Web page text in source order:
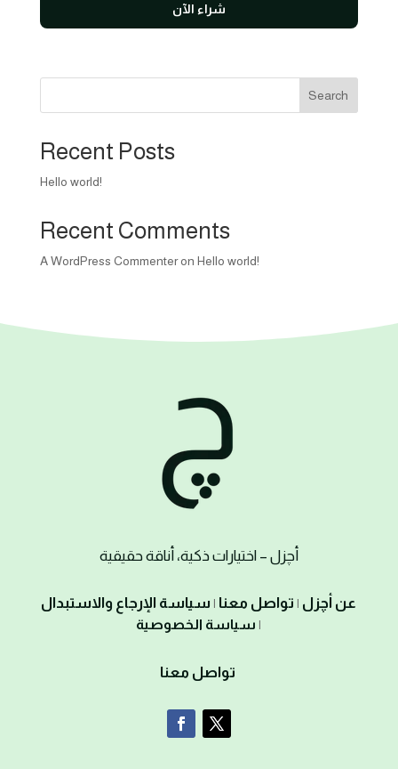
is:
شراء الآن
Search
Recent Posts
Hello world!
Recent Comments
A WordPress Commenteron Hello world!
أچزل – اختيارات ذكية، أناقة حقيقية
عن أچزل | تواصل معنا | سياسة الإرجاع والاستبدال
| سياسة الخصوصية